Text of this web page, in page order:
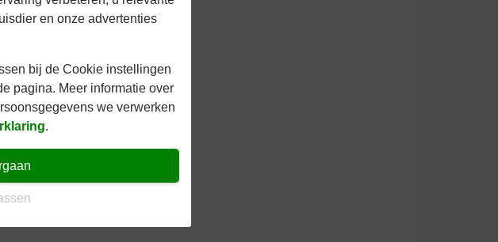
en onze advertenties
bij de Cookie instellingen
pagina. Meer informatie over
we verwerken
.